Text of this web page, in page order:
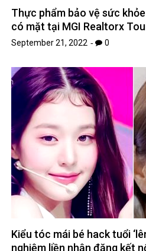
Thực phẩm bảo vệ sức
có mặt tại MGI Realtorx
September 21, 2022 0
Kiểu tóc mái bé hack tuổi
nghiệm liền nhận đăng kết